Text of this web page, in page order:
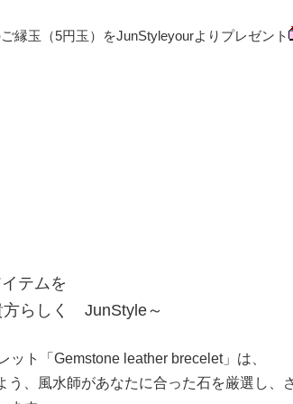
縁玉（5円玉）をJunStyleyourよりプレゼント
テムを
～
ト「Gemstone leather brecelet」は、
、風水師があなたに合った石を厳選し、